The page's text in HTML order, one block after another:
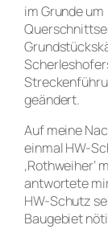
im Grunde um
geändert.
Auf meine
einmal HW-
‚Rothweiher‘
antwortete
HW-Schutz
Baugebiet